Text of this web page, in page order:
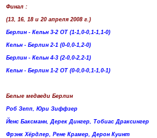
Финал :
(13, 16, 18 и 20 апреля 2008 г.)
Берлин - Кельн 3-2 ОТ (1-1,0-0,1-1,1-0)
Кельн - Берлин 2-1 (0-0,0-1,2-0)
Берлин - Кельн 4-3 (2-0,0-2,2-1)
Кельн - Берлин 1-2 ОТ (0-0,0-0,1-1,0-1)
Белые медведи Берлин
Роб Зепп, Юри Зиффзер
Йенс Баксманн, Дерек Дингер, Тобиас Драксингер
Фрэнк Хёрдлер, Рене Крамер, Дерон Куинт